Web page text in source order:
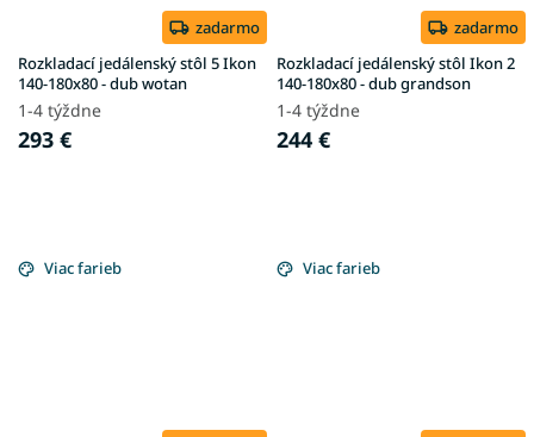
zadarmo
Rozkladací jedálenský stôl 5 Ikon
140-180x80 - dub wotan
1-4 týždne
293 €
zadarmo
Rozkladací jedálenský stôl Ikon 2
140-180x80 - dub grandson
1-4 týždne
244 €
Viac farieb Viac farieb